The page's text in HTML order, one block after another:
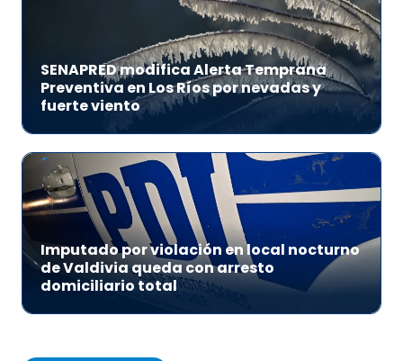
SENAPRED modifica Alerta Temprana
Preventiva en Los Ríos por nevadas y
fuerte viento
Imputado por violación en local nocturno
de Valdivia queda con arresto
domiciliario total